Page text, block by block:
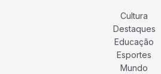
Cultura
Destaques
Educação
Esportes
Mundo